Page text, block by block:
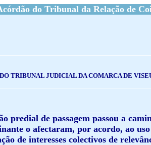
do Tribunal da Relação de
TRIBUNAL JUDICIAL DA COMARCA DE
predial de passagem passou a
o afectaram, por acordo, ao
de interesses colectivos de